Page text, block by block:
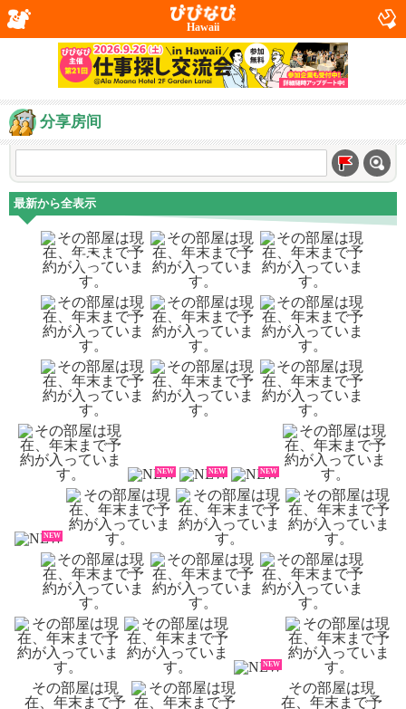
Hawaii
分享房间
最新から全表示
NEW NEW NEW
NEW
NEW